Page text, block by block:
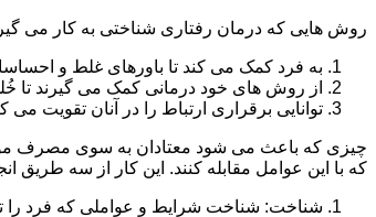
روش هایی که درمان رفتاری شناختی به کار می
به فرد کمک می کند تا باورهای غلط و
از روش های خود درمانی کمک می گیرند تا خُلق
توانایی برقراری ارتباط را در آنان تقویت
چیزی که باعث می شود معتادان به سوی مصرف
که با این عوامل مقابله کنند. این کار از سه طریق
شناخت: شناخت شرایط و عواملی که فرد را